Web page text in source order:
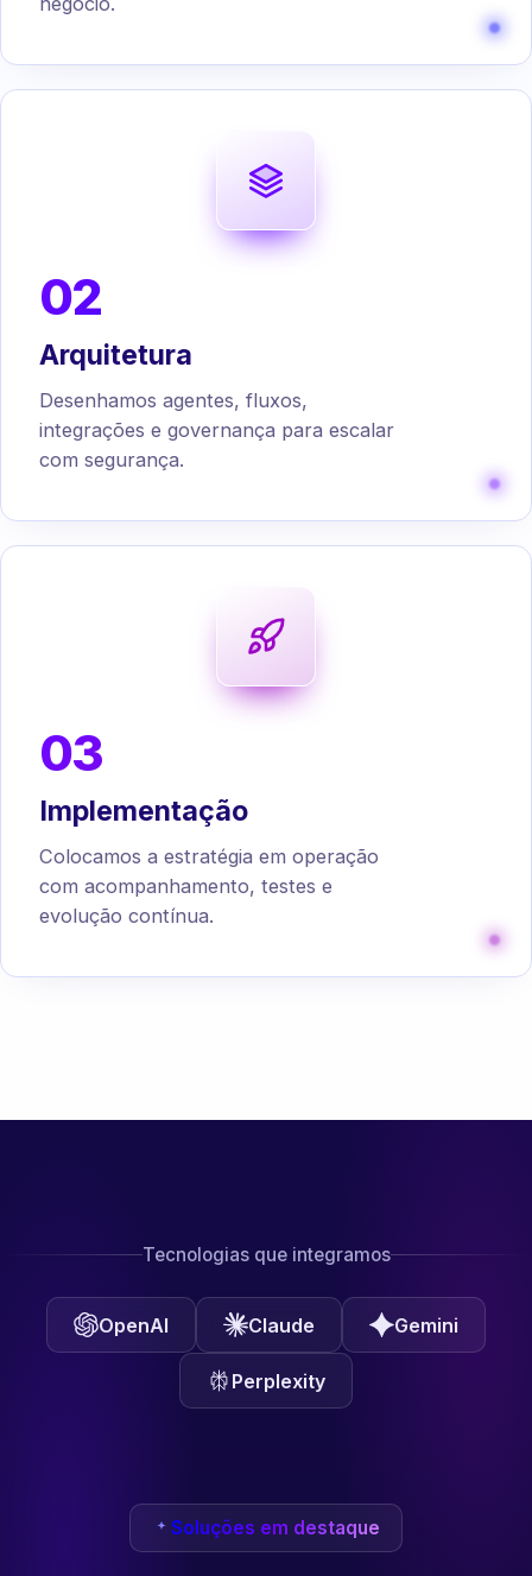
02
Arquitetura
Desenhamos agentes, fluxos,
integrações e governança para escalar
com segurança.
03
Implementação
Colocamos a estratégia em operação
com acompanhamento, testes e
evolução contínua.
Tecnologias que integramos
OpenAI Claude Gemini
Perplexity
Soluções em destaque